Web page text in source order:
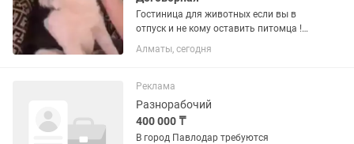
Гостиница для животных если вы в
отпуск и не кому оставить питомца !
Звоните! Ни каких клеток! Квартира
условия домашние питомцы 1 или
большой парк ! Корм ваш!...
Алматы, сегодня
Реклама
Разнорабочий
400 000 ₸
В город Павлодар требуются